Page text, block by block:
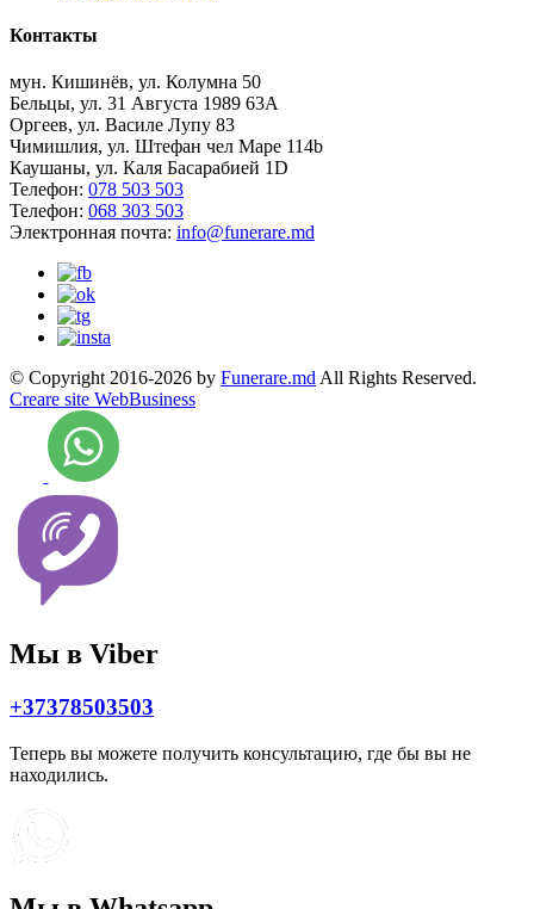
Контакты
мун. Кишинёв, ул. Колумна 50
Бельцы, ул. 31 Августа 1989 63А
Оргеев, ул. Василе Лупу 83
Чимишлия, ул. Штефан чел Маре 114b
Каушаны, ул. Каля Басарабией 1D
Телефон: 078 503 503
Телефон: 068 303 503
Электронная почта: info@funerare.md
© Copyright 2016-2026 by Funerare.md All Rights Reserved.
Creare site WebBusiness
Мы в Viber
+37378503503
Теперь вы можете получить консультацию, где бы вы не
находились.